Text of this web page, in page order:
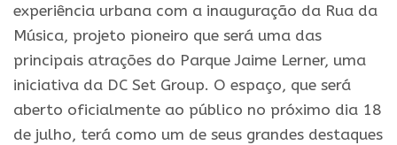
experiência urbana com a inauguração da Rua da
Música, projeto pioneiro que será uma das
principais atrações do Parque Jaime Lerner, uma
iniciativa da DC Set Group. O espaço, que será
aberto oficialmente ao público no próximo dia 18
de julho, terá como um de seus grandes destaques